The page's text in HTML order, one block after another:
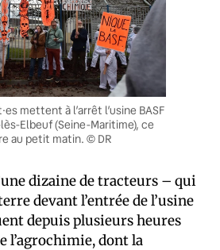
mettent à l’arrêt l’usine BASF
Elbeuf (Seine-Maritime), ce
au petit matin. © DR
dizaine de tracteurs – qui
devant l’entrée de l’usine
depuis plusieurs heures
l’agrochimie, dont la